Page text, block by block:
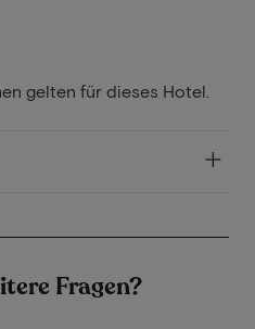
gelten für dieses Hotel.
Fragen?